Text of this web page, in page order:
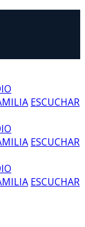
ESCUCHAR
ESCUCHAR
ESCUCHAR